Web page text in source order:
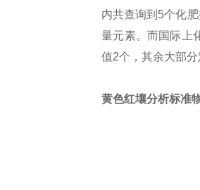
内共查询到5个化
量元素。而国际上
值2个，其余大部分
黄色红壤分析标准